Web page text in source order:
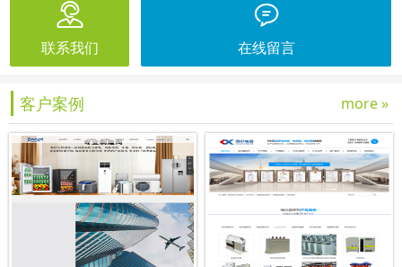

联系我们

在线留言
客户案例 more »